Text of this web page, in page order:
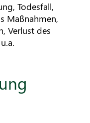
Todesfall,
Maßnahmen,
Verlust des